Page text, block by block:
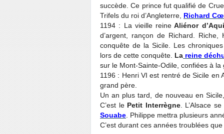
succède. Ce prince fut qualifié de
Trifels du roi d’Angleterre, Richard
1194 : La vieille reine Aliénor
d’argent, rançon de Richard.
conquête de la Sicile. Les
lors de cette conquête. La reine
sur le Mont-Sainte-Odile, confiées à la
1196 : Henri VI est rentré de Sicile en
grand père.
Un an plus tard, de nouveau en
C’est lePetit Interrègne. L’Alsace
Souabe . Philippe mettra plusieurs
C’est durant ces années troublées